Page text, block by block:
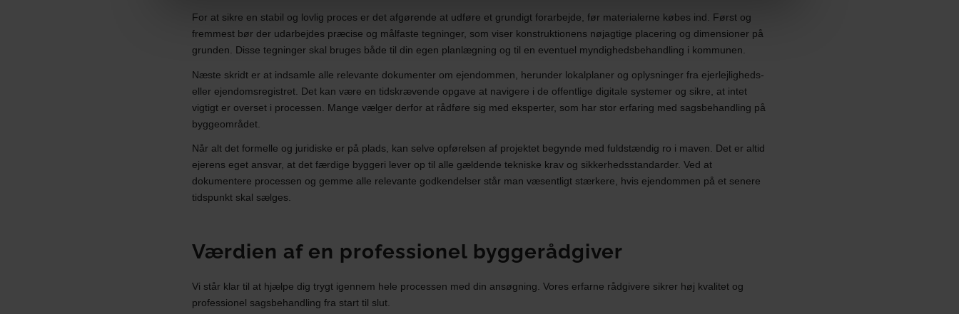
For at sikre en stabil og lovlig proces er det afgørende at udføre et grundigt forarbejde, før materialerne købes ind. Først og
fremmest bør der udarbejdes præcise og målfaste tegninger, som viser konstruktionens nøjagtige placering og dimensioner på
grunden. Disse tegninger skal bruges både til din egen planlægning og til en eventuel myndighedsbehandling i kommunen.
Næste skridt er at indsamle alle relevante dokumenter om ejendommen, herunder lokalplaner og oplysninger fra ejerlejligheds-
eller ejendomsregistret. Det kan være en tidskrævende opgave at navigere i de offentlige digitale systemer og sikre, at intet
vigtigt er overset i processen. Mange vælger derfor at rådføre sig med eksperter, som har stor erfaring med sagsbehandling på
byggeområdet.
Når alt det formelle og juridiske er på plads, kan selve opførelsen af projektet begynde med fuldstændig ro i maven. Det er altid
ejerens eget ansvar, at det færdige byggeri lever op til alle gældende tekniske krav og sikkerhedsstandarder. Ved at
dokumentere processen og gemme alle relevante godkendelser står man væsentligt stærkere, hvis ejendommen på et senere
tidspunkt skal sælges.
Værdien af en professionel byggerådgiver
Vi står klar til at hjælpe dig trygt igennem hele processen med din ansøgning. Vores erfarne rådgivere sikrer høj kvalitet og
professionel sagsbehandling fra start til slut.